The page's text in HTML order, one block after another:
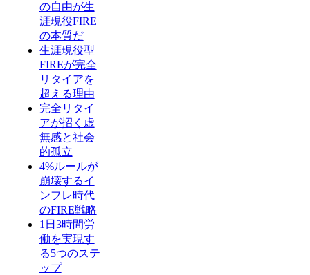
の自由が生
涯現役FIRE
の本質だ
生涯現役型
FIREが完全
リタイアを
超える理由
完全リタイ
アが招く虚
無感と社会
的孤立
4%ルールが
崩壊するイ
ンフレ時代
のFIRE戦略
1日3時間労
働を実現す
る5つのステ
ップ